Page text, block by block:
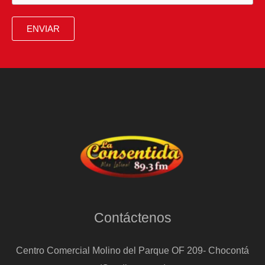
sirio
torturas
ENVIAR
Contáctenos
Centro Comercial Molino del Parque OF 209- Chocontá